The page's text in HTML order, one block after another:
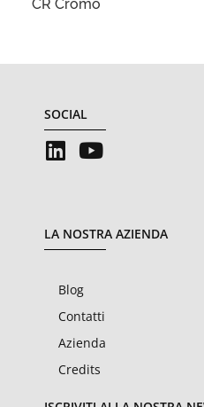
CR Cromo
SOCIAL
LA NOSTRA AZIENDA
Blog
Contatti
Azienda
Credits